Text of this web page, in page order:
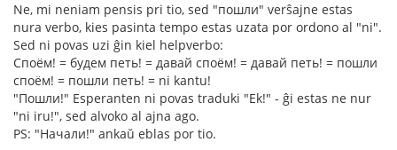
Ne, mi neniam pensis pri tio, sed "пошли" verŝajne estas
nura verbo, kies pasinta tempo estas uzata por ordono al "ni".
Sed ni povas uzi ĝin kiel helpverbo:
Споём! = будем петь! = давай споём! = давай петь! = пошли
споём! = пошли петь! = ni kantu!
"Пошли!" Esperanten ni povas traduki "Ek!" - ĝi estas ne nur
"ni iru!", sed alvoko al ajna ago.
PS: "Начали!" ankaŭ eblas por tio.